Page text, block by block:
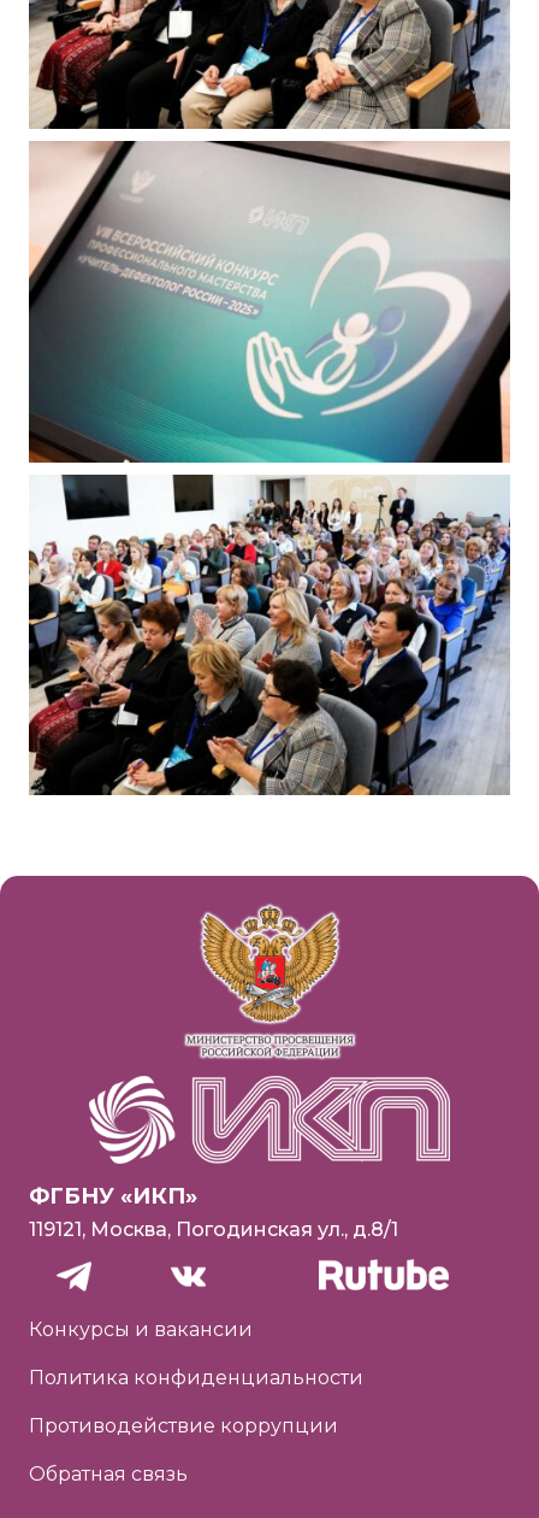
ФГБНУ «ИКП»
119121, Москва, Погодинская ул., д.8/1
Конкурсы и вакансии
Политика конфиденциальности
Противодействие коррупции
Обратная связь